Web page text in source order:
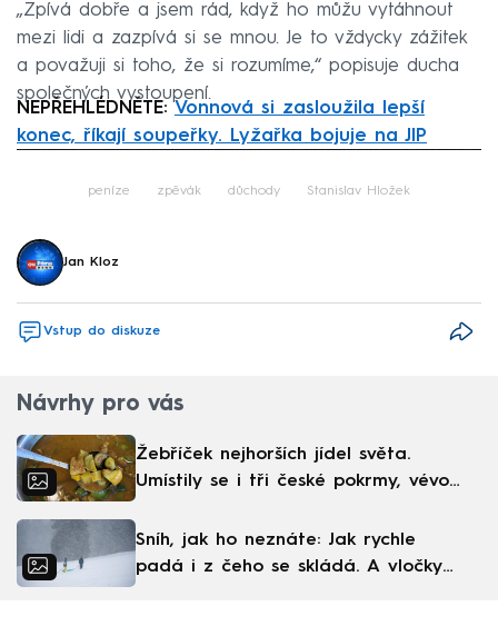
„Zpívá dobře a jsem rád, když ho můžu vytáhnout
mezi lidi a zazpívá si se mnou. Je to vždycky zážitek
a považuji si toho, že si rozumíme,“ popisuje ducha
společných vystoupení.
NEPŘEHLÉDNĚTE:Vonnová si zasloužila lepší
konec, říkají soupeřky. Lyžařka bojuje na JIP
peníze zpěvák důchody Stanislav Hložek
Jan Kloz
Vstup do diskuze
Návrhy pro vás
Žebříček nejhorších jídel světa.
Umístily se i tři české pokrmy, vévodí
Sníh, jak ho neznáte: Jak rychle
padá i z čeho se skládá. A vločky